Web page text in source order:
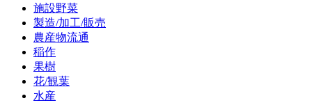
施設野菜
製造/加工/販売
農産物流通
稲作
果樹
花/観葉
水産